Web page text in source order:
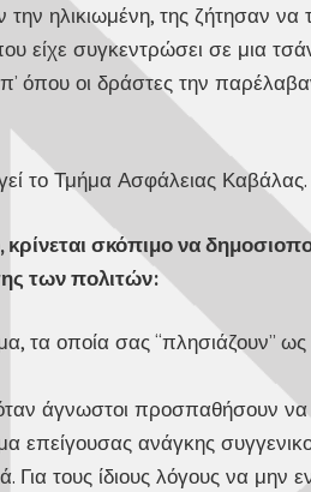
ηλικιωμένη, της ζήτησαν να
είχε συγκεντρώσει σε μια
όπου οι δράστες την
το Τμήμα Ασφάλειας Καβάλας.
σκόπιμο να
των πολιτών:
τα οποία σας “πλησιάζουν”
όταν άγνωστοι προσπαθήσουν
επείγουσας ανάγκης
τους ίδιους λόγους να μην